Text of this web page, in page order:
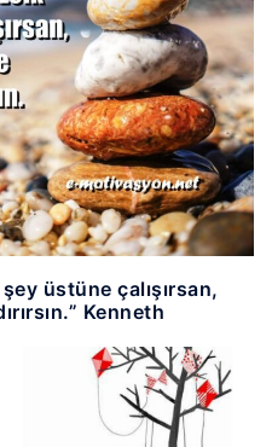
üstüne çalışırsan,
Kenneth